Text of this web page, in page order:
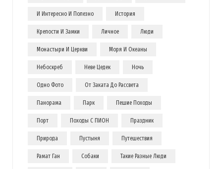
И Интересно И Полезно История
Крепости И Замки Личное Люди
Монастыри И Церкви Моря И Океаны
Небоскреб Неве Цедек Ночь
Одно Фото От Заката До Рассвета
Панорама Парк Пешие Походы
Порт Походы С ПИОН Праздник
Природа Пустыня Путешествия
Рамат Ган Собаки Такие Разные Люди